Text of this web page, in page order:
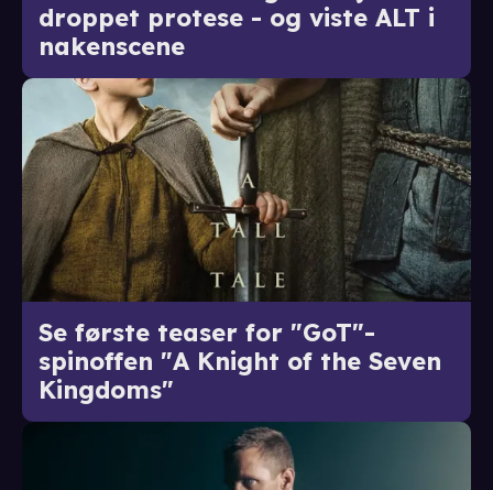
droppet protese - og viste ALT i
nakenscene
Se første teaser for "GoT"-
spinoffen "A Knight of the Seven
Kingdoms"